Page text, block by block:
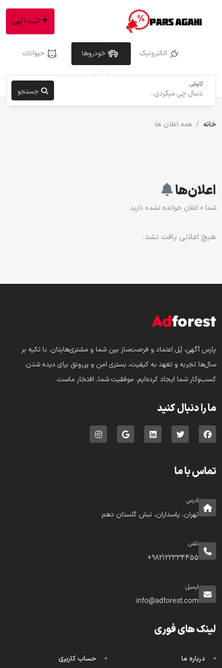
الکترونیک خودروها حیوانات
کاوش
جستجو
ثبت آگهی
خانه همه اعلان ها
اعلان‌ها
شما 0 اعلان خوانده نشده دارید
هیچ اعلانی یافت نشد.
پارس‌ آگهی، پُل اعتماد و فرصت‌ساز بین شما و مشتری‌هایتان. با تکیه بر
سال‌ها تجربه و تعهد به کیفیت، بستری امن و پررونق برای دیده شدن
کسب‌وکار شما ایجاد کرده‌ایم. موفقیت شما، افتخار ماست.
ما را دنبال کنید
تماس با ما
آدرس
تهران، پاسداران، نبش گلستان دهم
تلفن
982122334455+
ایمیل
info@adforest.com
لینک های فوری
درباره ما حساب کاربری